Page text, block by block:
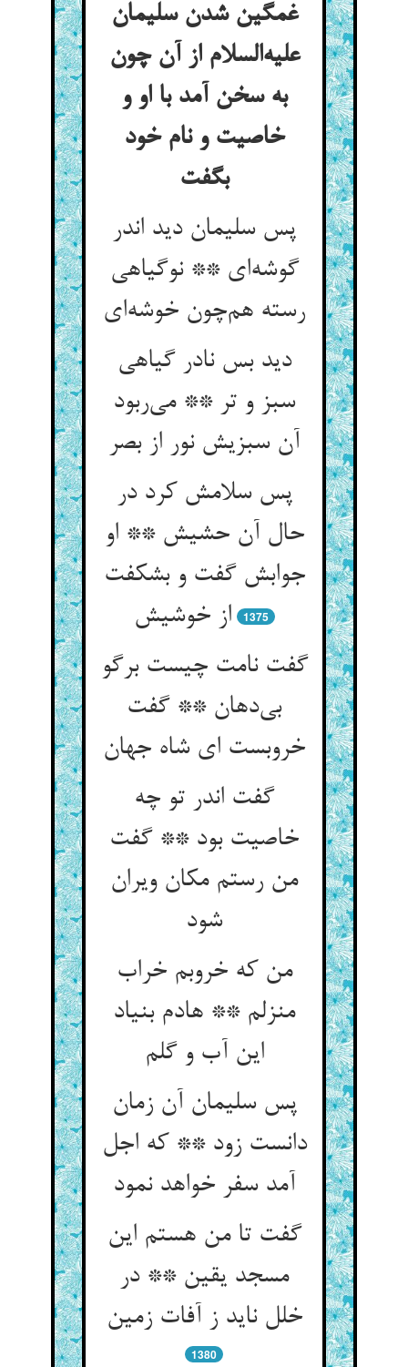
غمگین شدن سلیمان
علیه‌السلام از آن چون
به سخن آمد با او و
خاصیت و نام خود
بگفت
پس سلیمان دید اندر
گوشه‌ای ** نوگیاهی
رسته هم‌چون خوشه‌ای
دید بس نادر گیاهی
سبز و تر ** می‌ربود
آن سبزیش نور از بصر
پس سلامش کرد در
حال آن حشیش ** او
جوابش گفت و بشکفت
از خوشیش
1375
گفت نامت چیست برگو
بی‌دهان ** گفت
خروبست ای شاه جهان
گفت اندر تو چه
خاصیت بود ** گفت
من رستم مکان ویران
شود
من که خروبم خراب
منزلم ** هادم بنیاد
این آب و گلم
پس سلیمان آن زمان
دانست زود ** که اجل
آمد سفر خواهد نمود
گفت تا من هستم این
مسجد یقین ** در
خلل ناید ز آفات زمین
1380